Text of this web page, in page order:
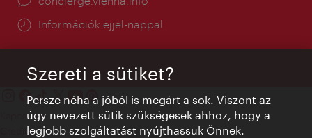
Információk éjjel-nappal
Kapcsolat
Credits
Szereti a sütiket?
Persze néha a jóból is megárt a sok. Viszont az
úgy nevezett sütik szükségesek ahhoz, hogy a
legjobb szolgáltatást nyújthassuk Önnek.